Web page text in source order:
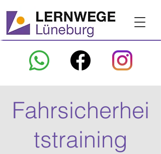
Fahrsicherhei
tstraining